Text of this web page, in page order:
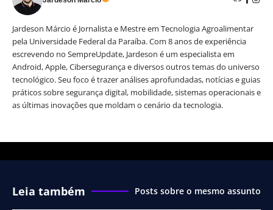
Jardeson Márcio é Jornalista e Mestre em Tecnologia Agroalimentar
pela Universidade Federal da Paraíba. Com 8 anos de experiência
escrevendo no SempreUpdate, Jardeson é um especialista em
Android, Apple, Cibersegurança e diversos outros temas do universo
tecnológico. Seu foco é trazer análises aprofundadas, notícias e guias
práticos sobre segurança digital, mobilidade, sistemas operacionais e
as últimas inovações que moldam o cenário da tecnologia.
Leia também Posts sobre o mesmo assunto